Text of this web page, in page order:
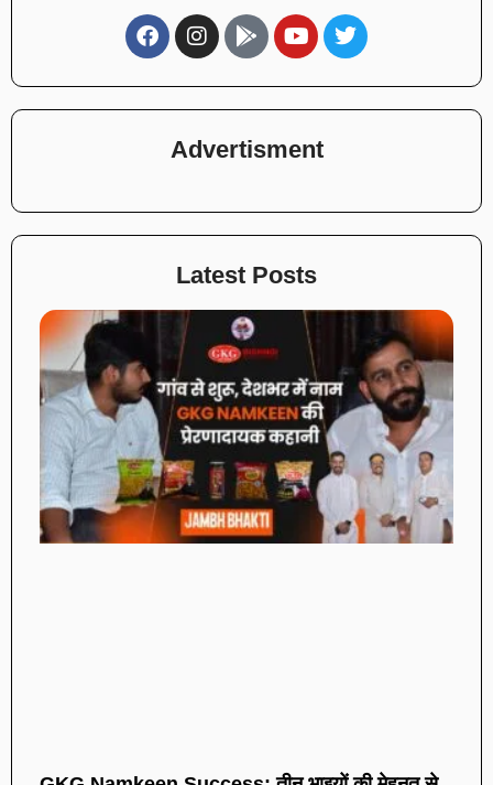
Advertisment
Latest Posts